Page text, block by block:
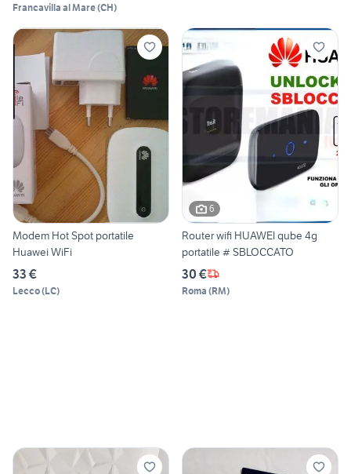
Francavilla al Mare(CH)
Modem Hot Spot portatile
Huawei WiFi
33 €
Lecco(LC)
6
Router wifi HUAWEI qube 4g
portatile # SBLOCCATO
30 €
Roma (RM)